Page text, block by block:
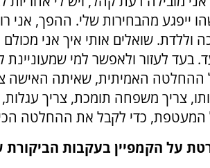
ייפגע מהבחירות שלי. ההפך,
וללדת. שואלים אותי איך אני
בעד לעזור ולאפשר למי
ההחלטה האמיתית, שאיתה האישה
צריך משפחה תומכת, צריך
כדי לקבל את ההחלטה
על הקמפיין בעקבות הביקורת